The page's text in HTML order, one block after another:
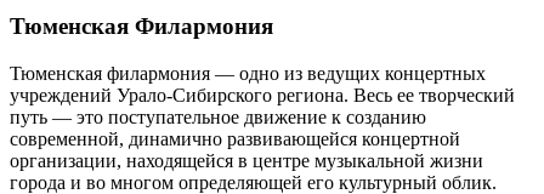
Тюменская Филармония
Тюменская филармония — одно из ведущих концертных
учреждений Урало-Сибирского региона. Весь ее творческий
путь — это поступательное движение к созданию
современной, динамично развивающейся концертной
организации, находящейся в центре музыкальной жизни
города и во многом определяющей его культурный облик.